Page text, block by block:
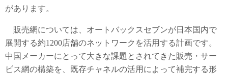
があります。
販売網については、オートバックスセブンが日本国内で
展開する約1200店舗のネットワークを活用する計画です。
中国メーカーにとって大きな課題とされてきた販売・サー
ビス網の構築を、既存チャネルの活用によって補完する形